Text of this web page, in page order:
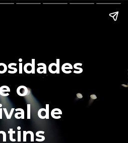
o
de